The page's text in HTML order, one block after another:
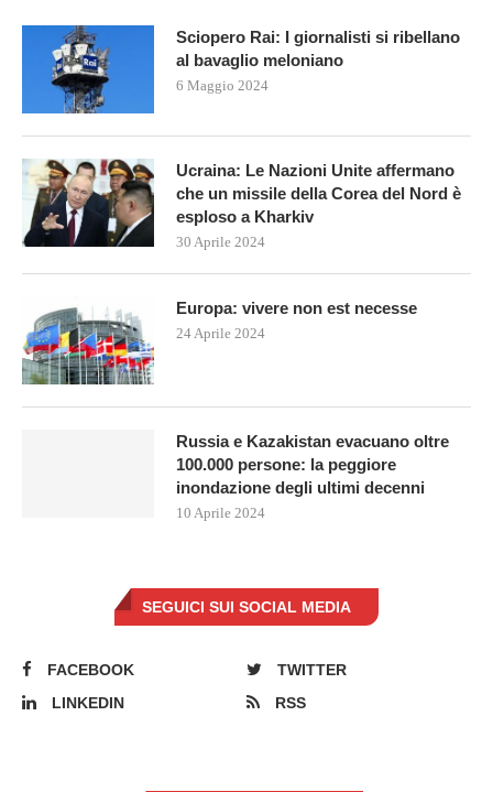
Sciopero Rai: I giornalisti si ribellano
al bavaglio meloniano
6 Maggio 2024
Ucraina: Le Nazioni Unite affermano
che un missile della Corea del Nord è
esploso a Kharkiv
30 Aprile 2024
Europa: vivere non est necesse
24 Aprile 2024
Russia e Kazakistan evacuano oltre
100.000 persone: la peggiore
inondazione degli ultimi decenni
10 Aprile 2024
SEGUICI SUI SOCIAL MEDIA
FACEBOOK
TWITTER
LINKEDIN
RSS